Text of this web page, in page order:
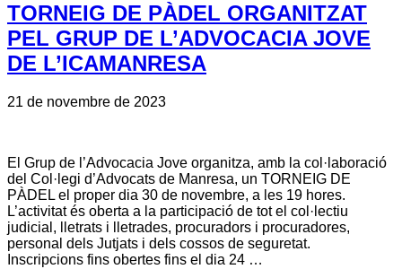
TORNEIG DE PÀDEL ORGANITZAT
PEL GRUP DE L’ADVOCACIA JOVE
DE L’ICAMANRESA
21 de novembre de 2023
El Grup de l’Advocacia Jove organitza, amb la col·laboració
del Col·legi d’Advocats de Manresa, un TORNEIG DE
PÀDEL el proper dia 30 de novembre, a les 19 hores.
L’activitat és oberta a la participació de tot el col·lectiu
judicial, lletrats i lletrades, procuradors i procuradores,
personal dels Jutjats i dels cossos de seguretat.
Inscripcions fins obertes fins el dia 24 …